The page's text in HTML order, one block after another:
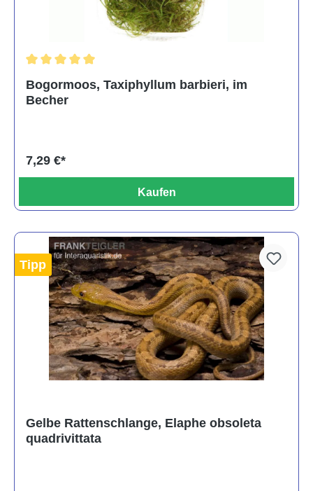
Bogormoos, Taxiphyllum barbieri, im
Becher
7,29 €*
Kaufen
Tipp
Gelbe Rattenschlange, Elaphe obsoleta
quadrivittata